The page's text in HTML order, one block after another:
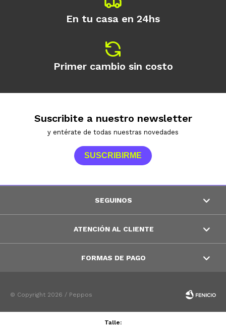
Talle:
En tu casa en 24hs
Primer cambio sin costo
Suscribite a nuestro newsletter
y entérate de todas nuestras novedades
SUSCRIBIRME
SEGUINOS
ATENCIÓN AL CLIENTE
FORMAS DE PAGO
© Copyright 2026 / Peppos